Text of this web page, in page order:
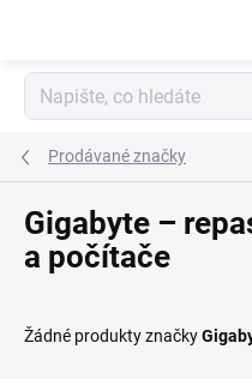
Prodávané značky
Gigabyte –
a počítače
Žádné produkty značky